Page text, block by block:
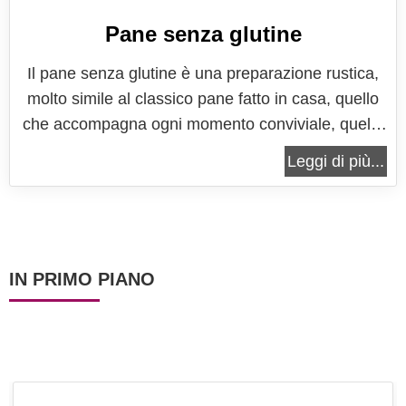
Pane senza glutine
Il pane senza glutine è una preparazione rustica,
molto simile al classico pane fatto in casa, quello
che accompagna ogni momento conviviale, quello
che rende speciale una tavola, quello che
accompagna ogni piatto, come vuole la nostra
Leggi di più...
IN PRIMO PIANO